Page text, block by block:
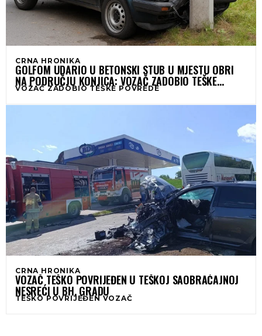
CRNA HRONIKA
GOLFOM UDARIO U BETONSKI STUB U MJESTU OBRI
NA PODRUČJU KONJICA: VOZAČ ZADOBIO TEŠKE
POVREDE
VOZAČ ZADOBIO TEŠKE POVREDE
CRNA HRONIKA
VOZAČ TEŠKO POVRIJEĐEN U TEŠKOJ SAOBRAĆAJNOJ
NESREĆI U BH. GRADU
TEŠKO POVRIJEĐEN VOZAČ